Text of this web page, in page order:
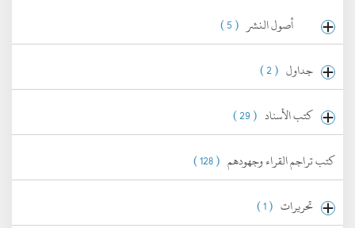
أصول النشر ( 5 )
جداول ( 2 )
كتب الأسناد ( 29 )
كتب تراجم القراء وجهودهم ( 128 )
تحريرات ( 1 )